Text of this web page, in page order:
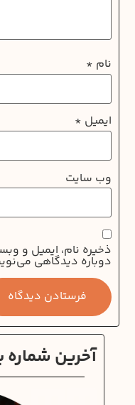
نام *
ایمیل *
وب‌ سایت
ذخیره نام، ایمیل و
دوباره دیدگاهی
آخرین شماره